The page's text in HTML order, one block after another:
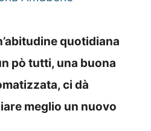
quotidiana
pò tutti, una buona
ci dà
meglio un nuovo